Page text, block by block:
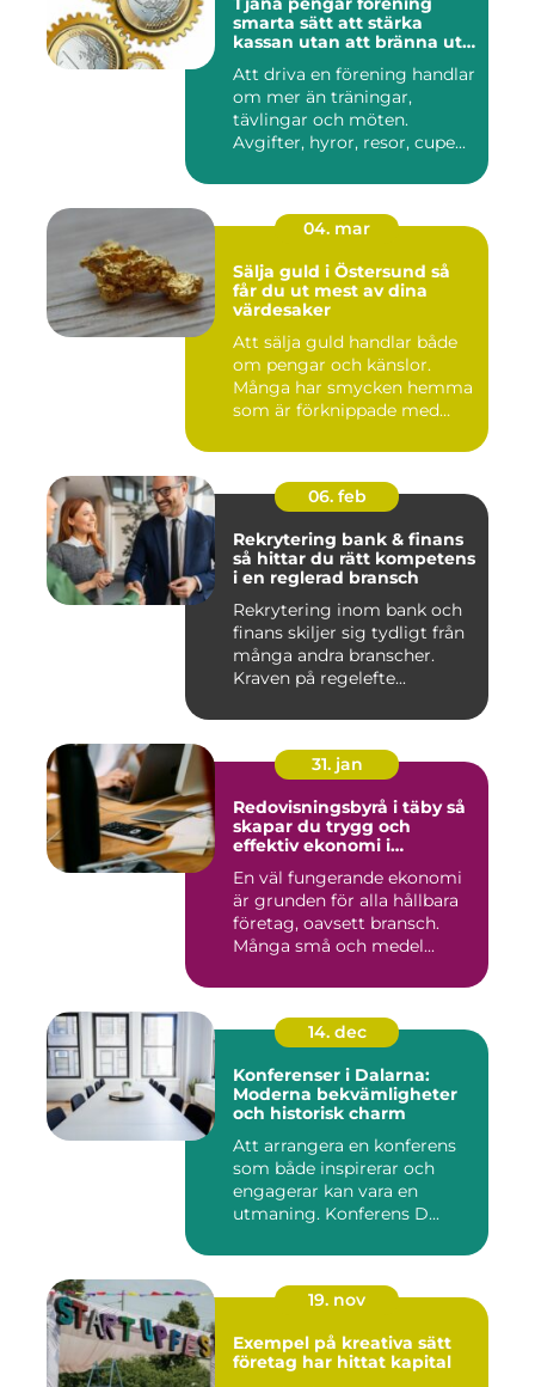
smarta sätt att stärka
kassan utan att bränna ut
Att driva en förening handlar
om mer än träningar,
tävlingar och möten.
Avgifter, hyror, resor, cupe...
04. mar
Sälja guld i Östersund så
får du ut mest av dina
värdesaker
Att sälja guld handlar både
om pengar och känslor.
Många har smycken hemma
som är förknippade med
06. feb
Rekrytering bank & finans
så hittar du rätt kompetens
i en reglerad bransch
Rekrytering inom bank och
finans skiljer sig tydligt från
många andra branscher.
Kraven på regelefte...
31. jan
Redovisningsbyrå i täby så
skapar du trygg och
effektiv ekonomi i
En väl fungerande ekonomi
är grunden för alla hållbara
företag, oavsett bransch.
Många små och medel...
14. dec
Konferenser i Dalarna:
Moderna bekvämligheter
och historisk charm
Att arrangera en konferens
som både inspirerar och
engagerar kan vara en
utmaning. Konferens D...
19. nov
Exempel på kreativa sätt
företag har hittat kapital